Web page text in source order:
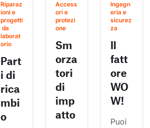
Riparaz
ioni e
progetti
da
laborat
orio
Part
i di
rica
mbi
o
Access
ori e
protezi
one
Sm
orza
tori
di
imp
atto
Ingegn
eria e
sicurez
za
Il
fatt
ore
WO
W!
Puoi